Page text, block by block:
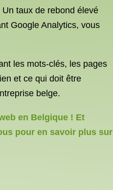
taux de rebond élevé
Google Analytics, vous
les mots-clés, les pages
et ce qui doit être
belge.
en Belgique ! Et
pour en savoir plus sur